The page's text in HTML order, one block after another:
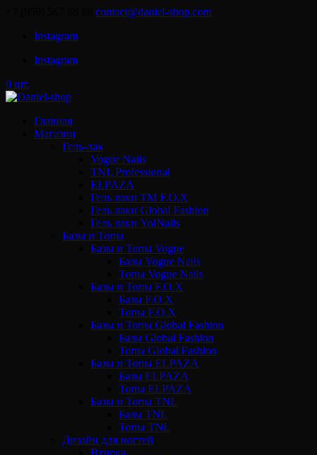
contact@daniel-shop.com
Instagram
Instagram
0 шт.
Главная
Магазин
Гель-лак
Vogue Nails
TNL Professional
ELPAZA
Гель лаки ТМ F.O.X
Гель лаки Global Fashion
Гель лаки Yo!Nails
Базы и Топы
Базы и Топы Vogue
Базы Vogue Nails
Топы Vogue Nails
Базы и Топы F.O.X
Базы F.O.X
Топы F.O.X
Базы и Топы Global Fashion
Базы Global Fashion
Топы Global Fashion
Базы и Топы ELPAZA
Базы ELPAZA
Топы ELPAZA
Базы и Топы TNL
Базы TNL
Топы TNL
Дизайн для ногтей
Втирка